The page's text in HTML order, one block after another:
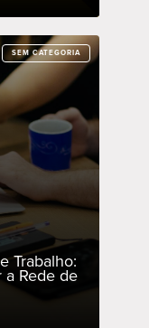
SEM CATEGORIA
Trabalho:
a Rede de
SEM CATEGORIA